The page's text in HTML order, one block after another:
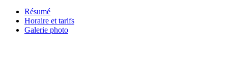
Résumé
Horaire et tarifs
Galerie photo